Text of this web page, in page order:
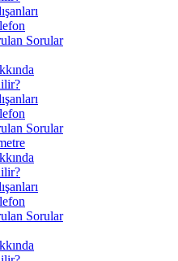
Sorular
Sorular
Sorular